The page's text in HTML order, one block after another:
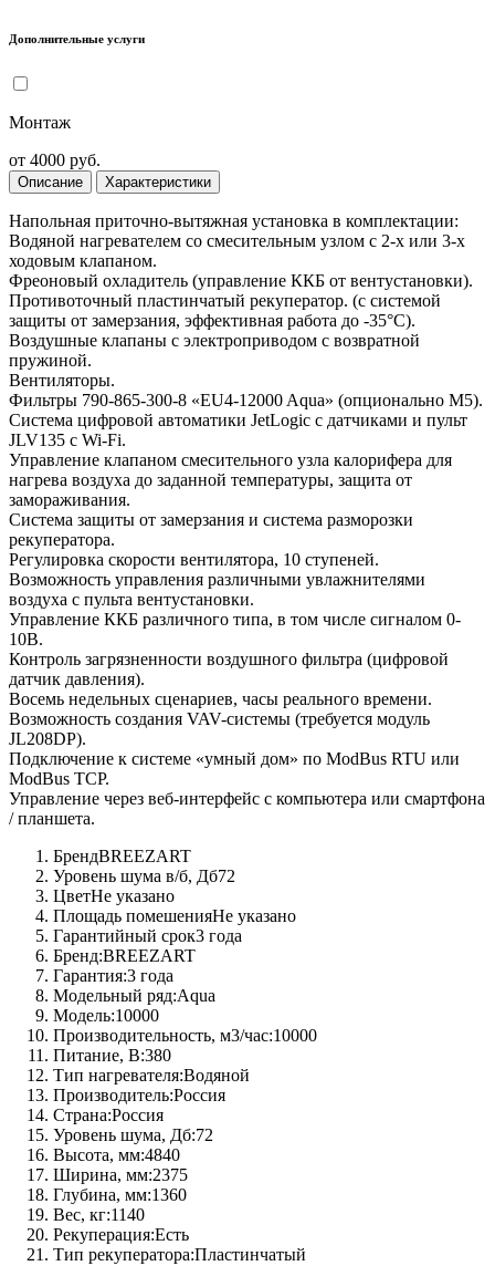
Дополнительные услуги
Монтаж
от 4000 руб.
Описание Характеристики
Напольная приточно-вытяжная установка в комплектации:
Водяной нагревателем со смесительным узлом с 2-х или 3-х
ходовым клапаном.
Фреоновый охладитель (управление ККБ от вентустановки).
Противоточный пластинчатый рекуператор. (с системой
защиты от замерзания, эффективная работа до -35°С).
Воздушные клапаны с электроприводом с возвратной
пружиной.
Вентиляторы.
Фильтры 790-865-300-8 «EU4-12000 Aqua» (опционально M5).
Система цифровой автоматики JetLogic с датчиками и пульт
JLV135 c Wi-Fi.
Управление клапаном смесительного узла калорифера для
нагрева воздуха до заданной температуры, защита от
замораживания.
Система защиты от замерзания и система разморозки
рекуператора.
Регулировка скорости вентилятора, 10 ступеней.
Возможность управления различными увлажнителями
воздуха с пульта вентустановки.
Управление ККБ различного типа, в том числе сигналом 0-
10В.
Контроль загрязненности воздушного фильтра (цифровой
датчик давления).
Восемь недельных сценариев, часы реального времени.
Возможность создания VAV-системы (требуется модуль
JL208DP).
Подключение к системе «умный дом» по ModBus RTU или
ModBus TCP.
Управление через веб-интерфейс с компьютера или смартфона
/ планшета.
БрендBREEZART
Уровень шума в/б, Дб72
ЦветНе указано
Площадь помешенияНе указано
Гарантийный срок3 года
Бренд:BREEZART
Гарантия:3 года
Модельный ряд:Aqua
Модель:10000
Производительность, м3/час:10000
Питание, В:380
Тип нагревателя:Водяной
Производитель:Россия
Страна:Россия
Уровень шума, Дб:72
Высота, мм:4840
Ширина, мм:2375
Глубина, мм:1360
Вес, кг:1140
Рекуперация:Есть
Тип рекуператора:Пластинчатый